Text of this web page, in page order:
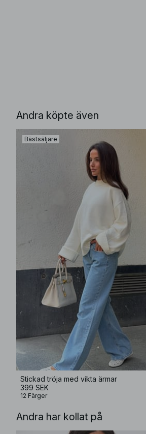
Andra köpte även
Bästsäljare
Stickad tröja med vikta ärmar
399 SEK
12 Färger
Andra har kollat på